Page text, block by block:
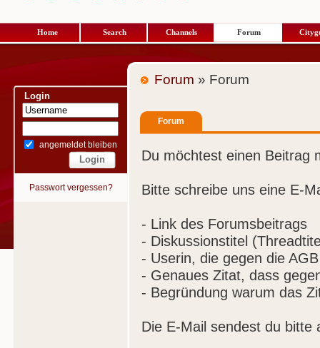
Home Search Channels Forum
Login
angemeldet bleiben
Passwort vergessen?
Forum » Forum
Forum
Du möchtest einen Beitrag
Bitte schreibe uns eine E-
- Link des Forumsbeitrags
- Diskussionstitel
- Userin, die gegen die
- Genaues Zitat, dass
- Begründung warum das
Die E-Mail sendest du bitte